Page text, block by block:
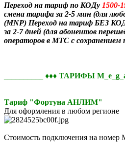
Переход на тариф по КОДу 1500-
смена тарифа за 2-5 мин (для
(MNP) Переход на тариф БЕЗ
за 2-7 дней (для абонентов
операторов в МТС с сохранением
♦♦♦ ТАРИФЫ
Тариф "Фортуна АНЛИМ"
Для оформления в любом регионе
Стоимость подключения на номер